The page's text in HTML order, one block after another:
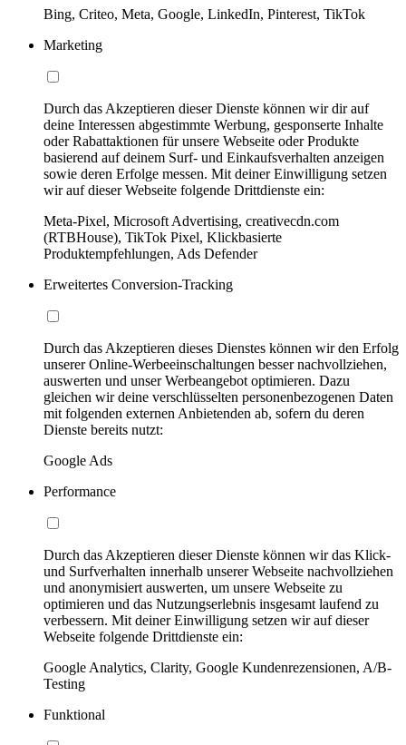
Bing, Criteo, Meta, Google, LinkedIn, Pinterest, TikTok
Marketing
Durch das Akzeptieren dieser Dienste können wir dir auf
deine Interessen abgestimmte Werbung, gesponserte Inhalte
oder Rabattaktionen für unsere Webseite oder Produkte
basierend auf deinem Surf- und Einkaufsverhalten anzeigen
sowie deren Erfolge messen. Mit deiner Einwilligung setzen
wir auf dieser Webseite folgende Drittdienste ein:
Meta-Pixel, Microsoft Advertising, creativecdn.com
(RTBHouse), TikTok Pixel, Klickbasierte
Produktempfehlungen, Ads Defender
Erweitertes Conversion-Tracking
Durch das Akzeptieren dieses Dienstes können wir den Erfolg
unserer Online-Werbeeinschaltungen besser nachvollziehen,
auswerten und unser Werbeangebot optimieren. Dazu
gleichen wir deine verschlüsselten personenbezogenen Daten
mit folgenden externen Anbietenden ab, sofern du deren
Dienste bereits nutzt:
Google Ads
Performance
Durch das Akzeptieren dieser Dienste können wir das Klick-
und Surfverhalten innerhalb unserer Webseite nachvollziehen
und anonymisiert auswerten, um unsere Webseite zu
optimieren und das Nutzungserlebnis insgesamt laufend zu
verbessern. Mit deiner Einwilligung setzen wir auf dieser
Webseite folgende Drittdienste ein:
Google Analytics, Clarity, Google Kundenrezensionen, A/B-
Testing
Funktional